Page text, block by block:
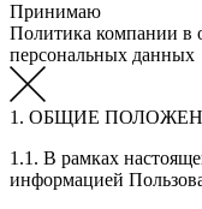
Принимаю
Политика компании в
персональных данных
1. ОБЩИЕ
1.1. В рамках
информацией